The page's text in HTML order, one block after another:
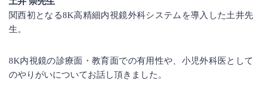
関西初となる8K高精細内視鏡外科システムを導入した土井先
生。
8K内視鏡の診療面・教育面での有用性や、小児外科医として
のやりがいについてお話し頂きました。